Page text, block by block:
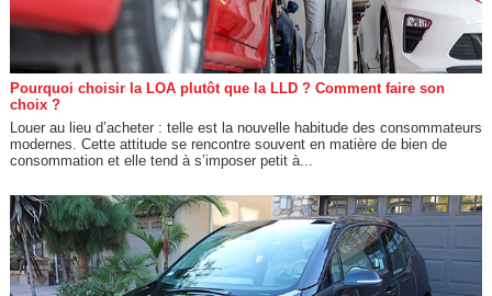
Pourquoi choisir la LOA plutôt que la LLD ? Comment faire son
choix ?
Louer au lieu d’acheter : telle est la nouvelle habitude des consommateurs
modernes. Cette attitude se rencontre souvent en matière de bien de
consommation et elle tend à s’imposer petit à...